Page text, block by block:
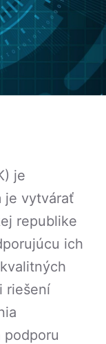
je
je vytvárať
republike
ich
riešení